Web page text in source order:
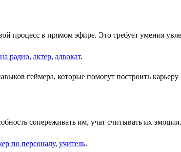
в прямом эфире. Это требует умения
радио, актер, адвокат.
сопереживать им, учат считывать их эмоции.
по персоналу, учитель.